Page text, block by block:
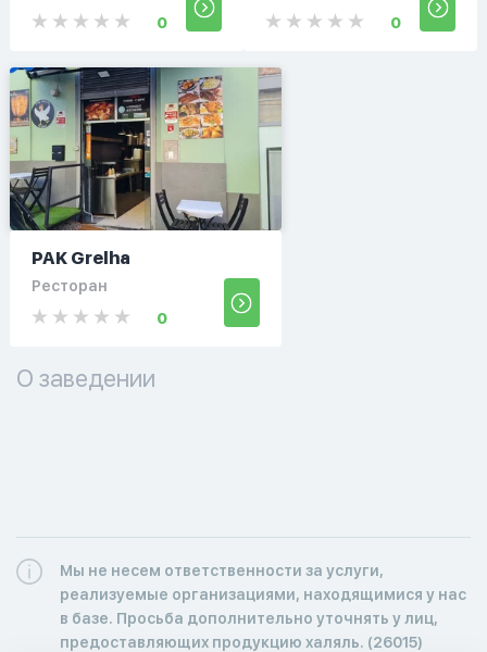
0
0
PAK Grelha
Ресторан
0
О заведении
Мы не несем ответственности за услуги,
реализуемые организациями, находящимися у нас
в базе. Просьба дополнительно уточнять у лиц,
предоставляющих продукцию халяль. (26015)